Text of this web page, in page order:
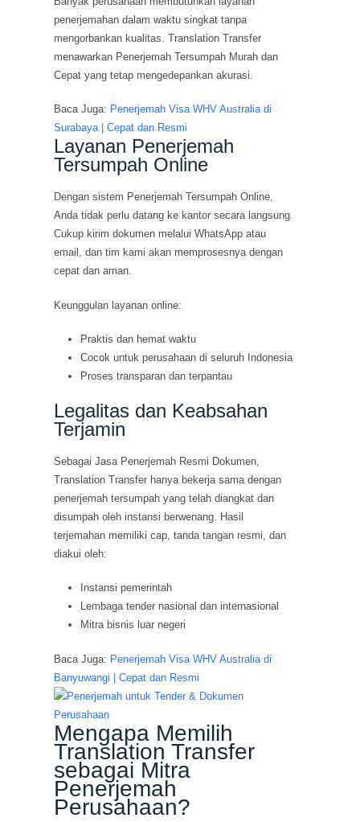
penerjemahan dalam waktu singkat tanpa
mengorbankan kualitas. Translation Transfer
menawarkan Penerjemah Tersumpah Murah dan
Cepat yang tetap mengedepankan akurasi.
Baca Juga: Penerjemah Visa WHV Australia di
Surabaya | Cepat dan Resmi
Layanan Penerjemah
Tersumpah Online
Dengan sistem Penerjemah Tersumpah Online,
Anda tidak perlu datang ke kantor secara langsung.
Cukup kirim dokumen melalui WhatsApp atau
email, dan tim kami akan memprosesnya dengan
cepat dan aman.
Keunggulan layanan online:
Praktis dan hemat waktu
Cocok untuk perusahaan di seluruh Indonesia
Proses transparan dan terpantau
Legalitas dan Keabsahan
Terjamin
Sebagai Jasa Penerjemah Resmi Dokumen,
Translation Transfer hanya bekerja sama dengan
penerjemah tersumpah yang telah diangkat dan
disumpah oleh instansi berwenang. Hasil
terjemahan memiliki cap, tanda tangan resmi, dan
diakui oleh:
Instansi pemerintah
Lembaga tender nasional dan internasional
Mitra bisnis luar negeri
Baca Juga: Penerjemah Visa WHV Australia di
Banyuwangi | Cepat dan Resmi
Mengapa Memilih
Translation Transfer
sebagai Mitra
Penerjemah
Perusahaan?